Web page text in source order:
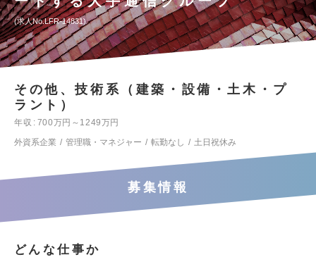
求人No.LFR-14831
その他、技術系（建築・設備・土木・プ
ラント）
年収
700万円～1249万円
外資系企業
管理職・マネジャー 転勤なし 土日祝休み
募集情報
どんな仕事か